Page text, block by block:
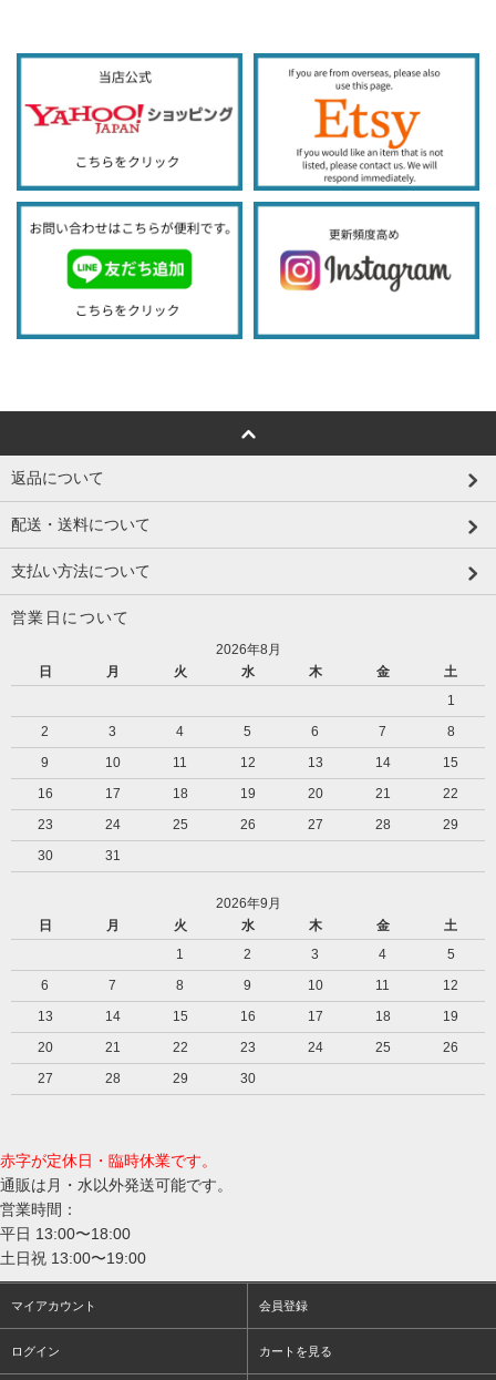
返品について
配送・送料について
支払い方法について
営業日について
2026年8月
日
月 火 水 木 金
土
1
2
3 4 5 6 7
8
9
10 11 12 13 14
15
16
17 18 19 20 21
22
23
24 25 26 27 28
29
30
31
2026年9月
日
月 火 水 木 金
土
1
2 3 4
5
6
7 8 9 10 11
12
13
14 15 16 17 18
19
20
21 22 23 24 25
26
27
28 29 30
赤字が定休日・臨時休業です。
通販は月・水以外発送可能です。
営業時間：
平日 13:00〜18:00
土日祝 13:00〜19:00
マイアカウント 会員登録
ログイン カートを見る